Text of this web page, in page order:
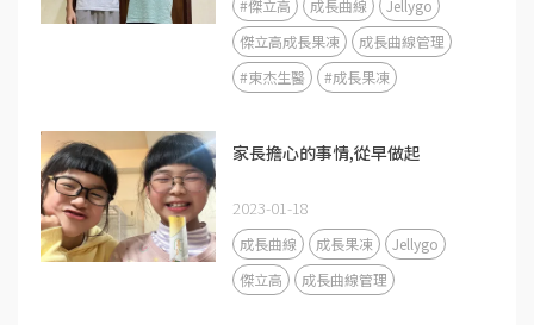
#傑立高 成長曲線
Jellygo
傑立高成長果凍
成長曲線管理
#東杰生醫
#成長果凍
家長擔心的事情,從早做起
2023-01-18
成長曲線 成長果凍
Jellygo
傑立高
成長曲線管理